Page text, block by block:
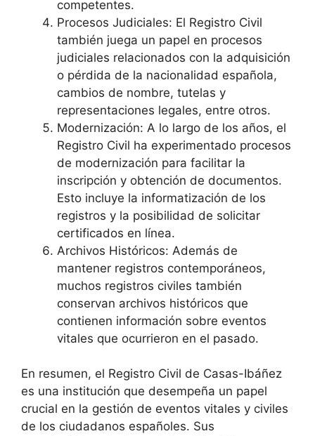
competentes.
Procesos Judiciales: El Registro Civil
también juega un papel en procesos
judiciales relacionados con la adquisición
o pérdida de la nacionalidad española,
cambios de nombre, tutelas y
representaciones legales, entre otros.
Modernización: A lo largo de los años, el
Registro Civil ha experimentado procesos
de modernización para facilitar la
inscripción y obtención de documentos.
Esto incluye la informatización de los
registros y la posibilidad de solicitar
certificados en línea.
Archivos Históricos: Además de
mantener registros contemporáneos,
muchos registros civiles también
conservan archivos históricos que
contienen información sobre eventos
vitales que ocurrieron en el pasado.
En resumen, el Registro Civil de Casas-Ibáñez
es una institución que desempeña un papel
crucial en la gestión de eventos vitales y civiles
de los ciudadanos españoles. Sus